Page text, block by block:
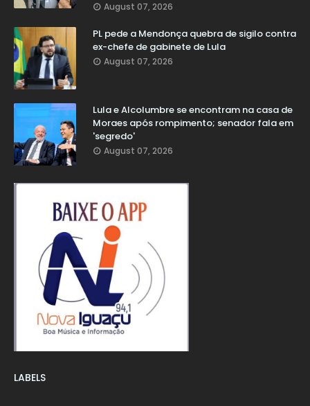
August 07, 2026
PL pede a Mendonça quebra de sigilo contra
ex-chefe de gabinete de Lula
August 07, 2026
Lula e Alcolumbre se encontram na casa de
Moraes após rompimento; senador fala em
'segredo'
August 07, 2026
LABELS